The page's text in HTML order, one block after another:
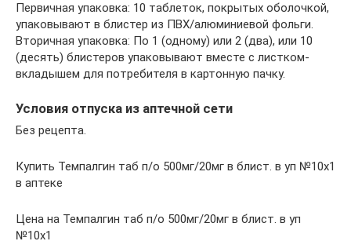
Первичная упаковка: 10 таблеток, покрытых оболочкой,
упаковывают в блистер из ПВХ/алюминиевой фольги.
Вторичная упаковка: По 1 (одному) или 2 (два), или 10
(десять) блистеров упаковывают вместе с листком-
вкладышем для потребителя в картонную пачку.
Условия отпуска из аптечной сети
Без рецепта.
Купить Темпалгин таб п/о 500мг/20мг в блист. в уп №10х1
в аптеке
Цена на Темпалгин таб п/о 500мг/20мг в блист. в уп
№10х1